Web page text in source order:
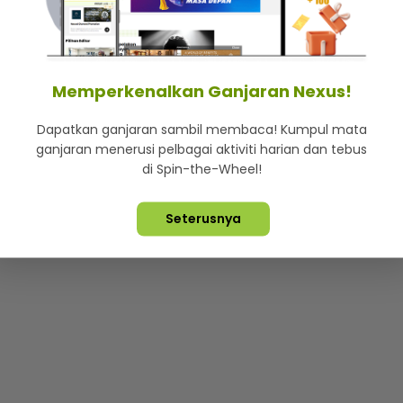
Lebih hot, viral dan sensasi
Terpelihara © 2026. Star Media Group Berhad [197101000523
Memperkenalkan Ganjaran Nexus!
Dapatkan ganjaran sambil membaca! Kumpul mata
ganjaran menerusi pelbagai aktiviti harian dan tebus
di Spin-the-Wheel!
Seterusnya